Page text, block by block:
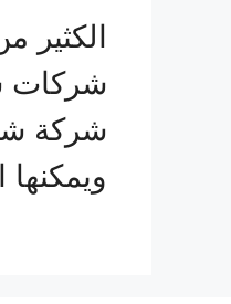
الكثير
شركات
شركة